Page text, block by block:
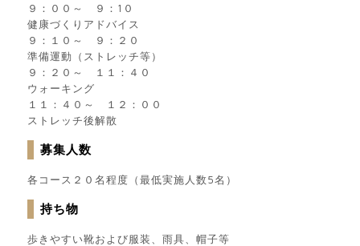
９：００～ ９：1０
健康づくりアドバイス
９：１０～ ９：２０
準備運動（ストレッチ等）
９：２０～ １１：４０
ウォーキング
１１：４０～ １２：００
ストレッチ後解散
募集人数
各コース２０名程度（最低実施人数5名）
持ち物
歩きやすい靴および服装、雨具、帽子等